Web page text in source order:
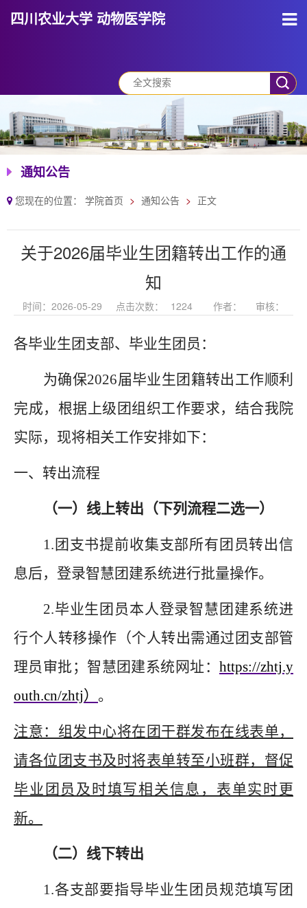
四川农业大学 动物医学院
通知公告
您现在的位置： 学院首页 通知公告 正文
关于2026届毕业生团籍转出工作的通
知
时间：2026-05-29 点击次数： 1224 作者： 审核：
各毕业生团支部、毕业生团员：
为确保2026届毕业生团籍转出工作顺利
完成，根据上级团组织工作要求，结合我院
实际，现将相关工作安排如下：
一、转出流程
（一） 线上转出 （下列流程二选一）
1. 团支书提前收集支部所有团员转出信
息后，登录智慧团建系统进行批量操作。
2.毕业生团员本人登录智慧团建系统进
行个人转移操作（个人转出需通过团支部管
理员 审批； 智慧团建系统网址：https://zhtj.y
outh.cn/zhtj） 。
注意：组发中心将在团干群发布在线表单，
请各位团支书及时将表单转至小班群，督促
毕业团员及时填写相关信息，表单实时更
新。
（二） 线下转出
1.各支部要指导毕业生团员规范填写团